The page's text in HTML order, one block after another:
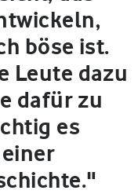
böse ist.
Leute dazu
dafür zu
es